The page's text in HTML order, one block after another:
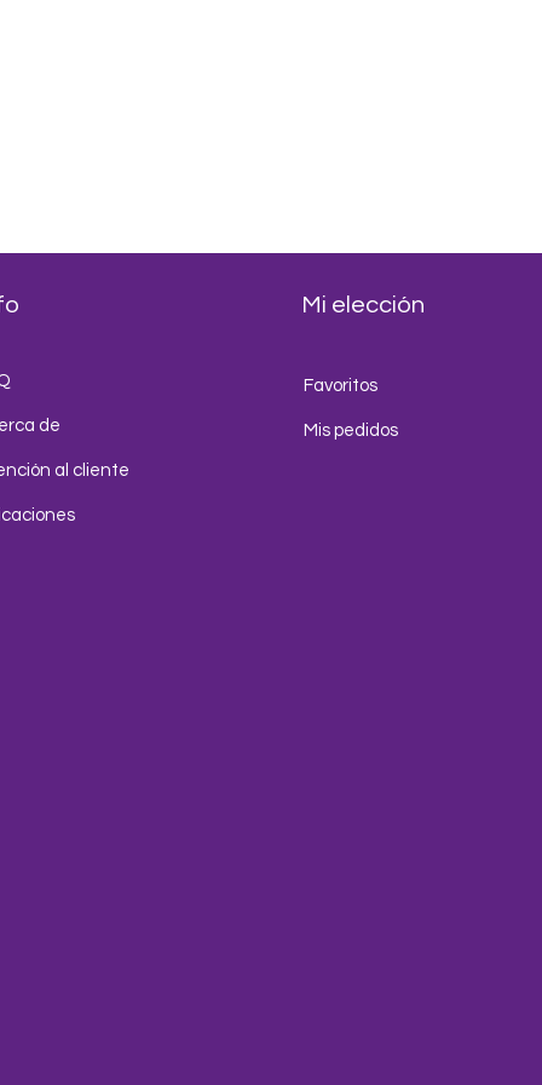
de
al cliente
Mi elección
Favoritos
Mis pedidos